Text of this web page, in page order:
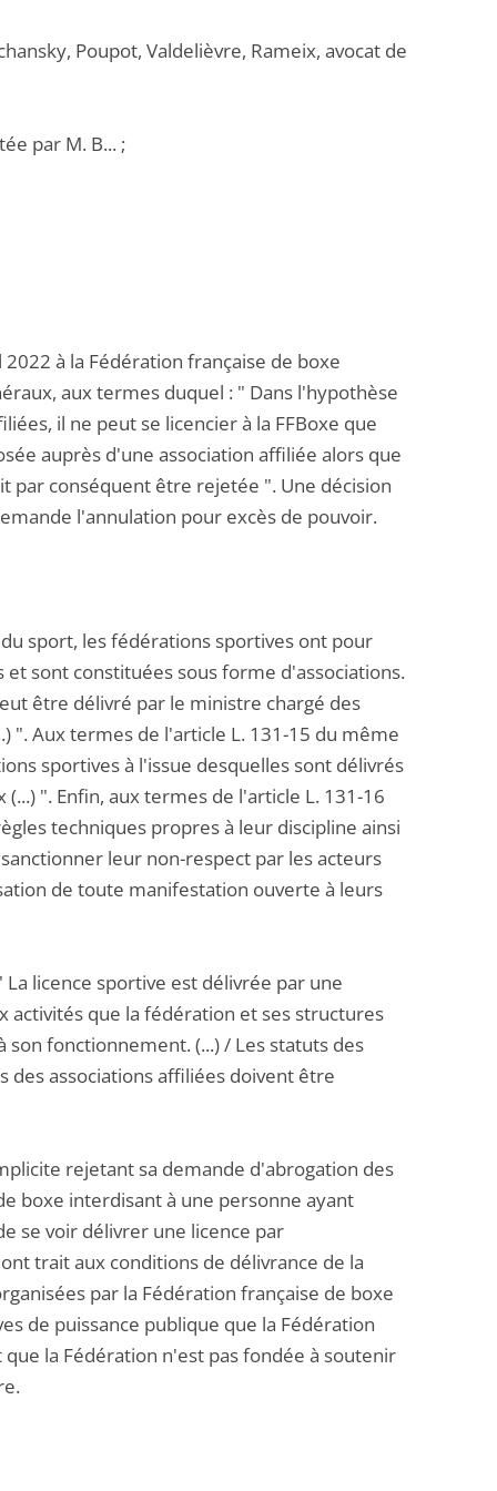
Poupot, Valdelièvre, Rameix, avocat de
par M. B... ;
à la Fédération française de boxe
aux termes duquel : " Dans l'hypothèse
il ne peut se licencier à la FFBoxe que
auprès d'une association affiliée alors que
par conséquent être rejetée ". Une décision
l'annulation pour excès de pouvoir.
sport, les fédérations sportives ont pour
sont constituées sous forme d'associations.
être délivré par le ministre chargé des
". Aux termes de l'article L. 131-15 du même
sportives à l'issue desquelles sont délivrés
". Enfin, aux termes de l'article L. 131-16
techniques propres à leur discipline ainsi
leur non-respect par les acteurs
de toute manifestation ouverte à leurs
licence sportive est délivrée par une
activités que la fédération et ses structures
fonctionnement. (...) / Les statuts des
associations affiliées doivent être
rejetant sa demande d'abrogation des
boxe interdisant à une personne ayant
se voir délivrer une licence par
trait aux conditions de délivrance de la
par la Fédération française de boxe
de puissance publique que la Fédération
la Fédération n'est pas fondée à soutenir